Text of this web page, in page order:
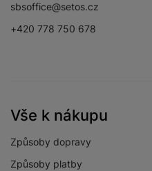
sbsoffice@setos.cz
+420 778 750 678
Vše k nákupu
Způsoby dopravy
Způsoby platby